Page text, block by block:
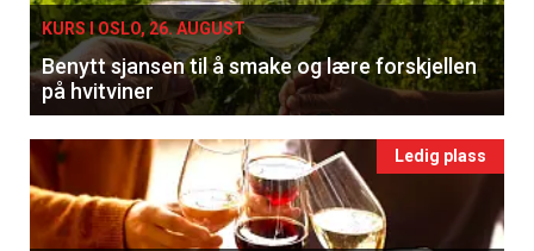
KURS I OSLO, 26. AUGUST
Benytt sjansen til å smake og lære forskjellen
på hvitviner
Ledig plass